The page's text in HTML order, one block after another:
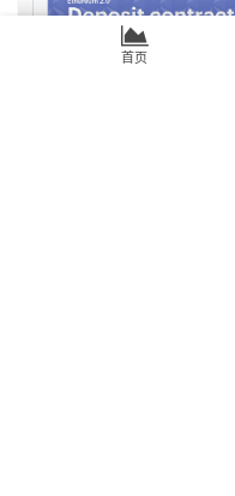
以太坊2.0启动倒计时25天，
信标链是否会再延迟？
首页